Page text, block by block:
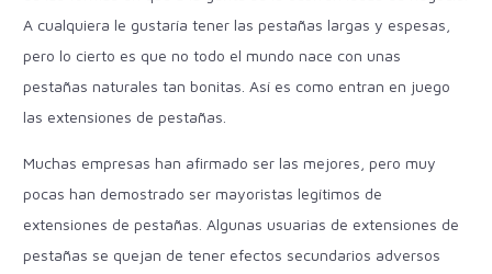
A cualquiera le gustaría tener las pestañas largas y espesas,
pero lo cierto es que no todo el mundo nace con unas
pestañas naturales tan bonitas. Así es como entran en juego
las extensiones de pestañas.
Muchas empresas han afirmado ser las mejores, pero muy
pocas han demostrado ser mayoristas legítimos de
extensiones de pestañas. Algunas usuarias de extensiones de
pestañas se quejan de tener efectos secundarios adversos